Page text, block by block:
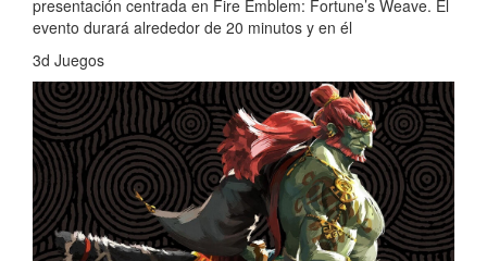
presentación centrada en Fire Emblem: Fortune’s Weave. El
evento durará alrededor de 20 minutos y en él
3d Juegos